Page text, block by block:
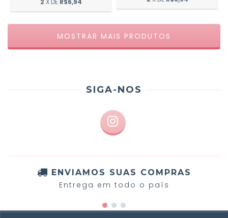
MOSTRAR MAIS PRODUTOS
SIGA-NOS
ENVIAMOS SUAS COMPRAS
Entrega em todo o país